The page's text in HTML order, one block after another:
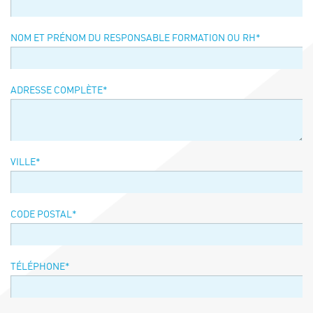
NOM ET PRÉNOM DU RESPONSABLE FORMATION OU RH *
ADRESSE COMPLÈTE*
VILLE*
CODE POSTAL*
TÉLÉPHONE*